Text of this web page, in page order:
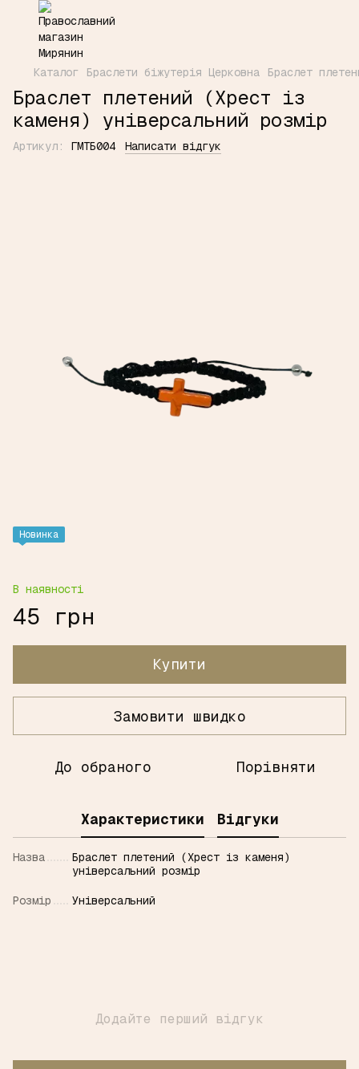
Каталог Браслети біжутерія Церковна Браслет
Браслет плетений (Хрест із
каменя) універсальний розмір
Артикул: ГМТБ004 Написати відгук
Новинка
В наявності
45 грн
Купити
Замовити швидко
До обраного Порівняти
Характеристики Відгуки
Назва
Браслет плетений (Хрест із каменя)
універсальний розмір
Розмір Універсальний
Додайте перший відгук